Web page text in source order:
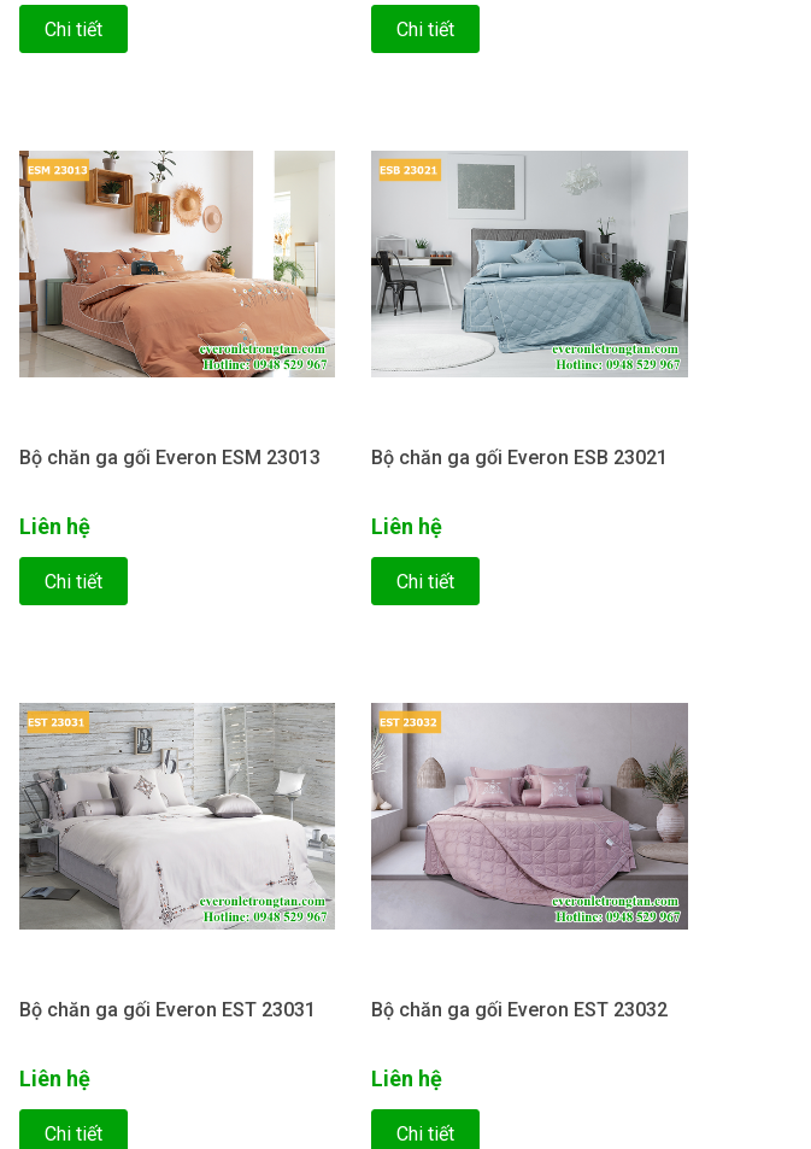
Chi tiết Chi tiết
Bộ chăn ga gối Everon ESM 23013
Liên hệ
Chi tiết
Bộ chăn ga gối Everon ESB 23021
Liên hệ
Chi tiết
Bộ chăn ga gối Everon EST 23031
Liên hệ
Chi tiết
Bộ chăn ga gối Everon EST 23032
Liên hệ
Chi tiết